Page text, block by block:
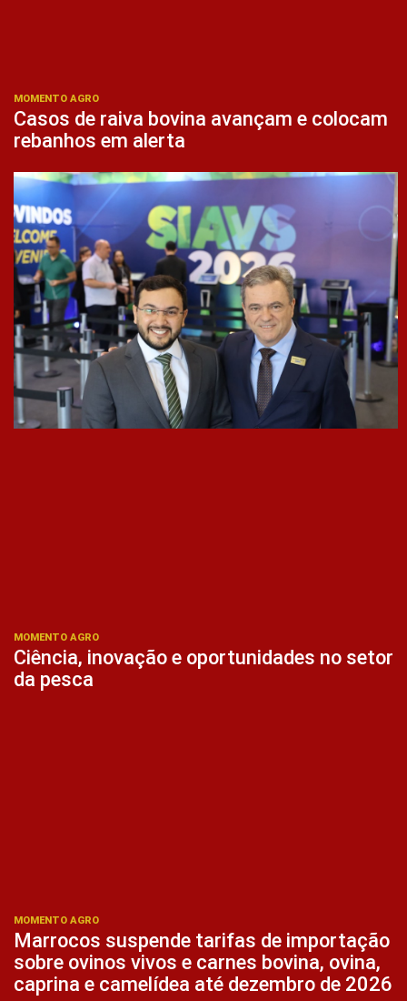
MOMENTO AGRO
Casos de raiva bovina avançam e colocam
rebanhos em alerta
MOMENTO AGRO
Ciência, inovação e oportunidades no setor
da pesca
MOMENTO AGRO
Marrocos suspende tarifas de importação
sobre ovinos vivos e carnes bovina, ovina,
caprina e camelídea até dezembro de 2026